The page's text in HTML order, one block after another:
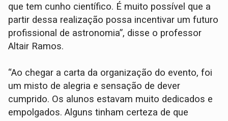
que tem cunho científico. É muito possível que a
partir dessa realização possa incentivar um futuro
profissional de astronomia”, disse o professor
Altair Ramos.
“Ao chegar a carta da organização do evento, foi
um misto de alegria e sensação de dever
cumprido. Os alunos estavam muito dedicados e
empolgados. Alguns tinham certeza de que